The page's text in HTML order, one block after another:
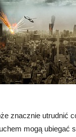
znacznie utrudnić
mogą ubiegać